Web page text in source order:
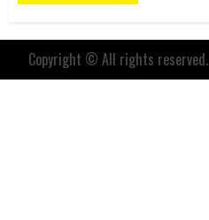
Copyright © All rights reserved.